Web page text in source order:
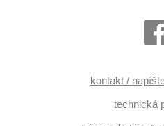
kontakt /
technická